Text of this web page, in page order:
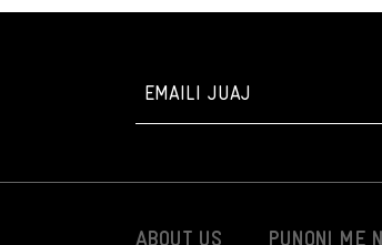
ABOUT US PUNONI ME